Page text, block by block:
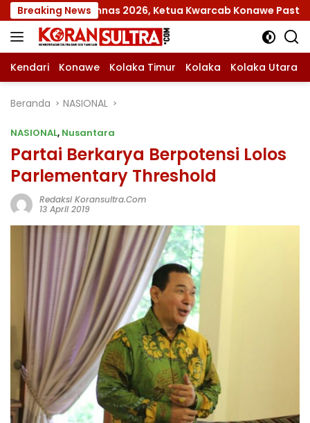
Langsung
ke
konten
Breaking News
Jamnas 2026, Ketua Kwarcab Konawe Pastikan Seluruh
Kendari Konawe Kolaka Timur Kolaka Kolaka Utara
Beranda NASIONAL
NASIONAL, Nusantara
Partai Berkarya Berpotensi Lolos
Parlementary Threshold
Redaksi Koransultra.com
13 April 2019